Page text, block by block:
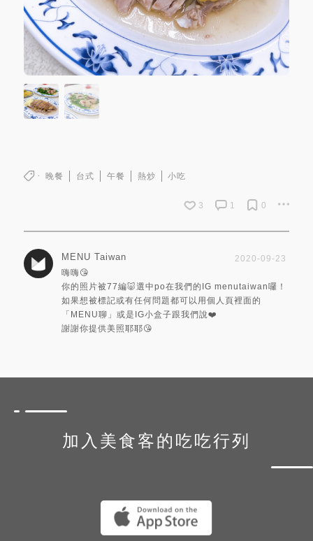
晚餐 台式 午餐 熱炒 小吃
3 1 0
MENU Taiwan
2020-09-23
嗨嗨😘
你的照片被77編🐷選中po在我們的IG menutaiwan囉！
如果想被標記或有任何問題都可以用個人頁裡面的
「MENU聊」或是IG小盒子跟我們說❤️
謝謝你提供美照耶耶😘
加入美食客的吃吃行列